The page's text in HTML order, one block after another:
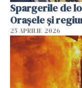
Spargerile de
Orașele și
25 APRILIE 2026